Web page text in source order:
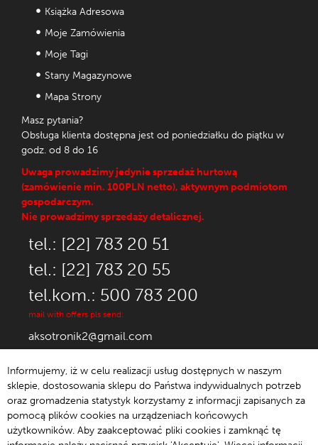
Książka Adresowa
Moje Zamówienia
Moje Tagi
Stany Magazynowe
Mapa Strony
Masz pytania?
Obsługa klienta dostępna jest od poniedziałku do piątku w
godz. od 8 do 16
Uwaga prowadzimy jedynie sprzedaż hurtową
(zamówienie min. 100PLN netto), aktywnym podmiotom
gospodarczym.
Nie prowadzimy sprzedaży detalicznej.
tel.: [22] 783 20 51
tel.: [22] 783 20 55
tel.kom.: 500 783 200
mail with offers pls send:
aksotronik2@gmail.com
© 1992-2021 Aksotronik.
Informujemy, iż w celu realizacji usług dostępnych w naszym
sklepie, dostosowania sklepu do Państwa indywidualnych potrzeb
oraz gromadzenia statystyk korzystamy z informacji zapisanych za
pomocą plików cookies na urządzeniach końcowych
użytkowników. Aby zaakceptować pliki cookies i zamknąć tę